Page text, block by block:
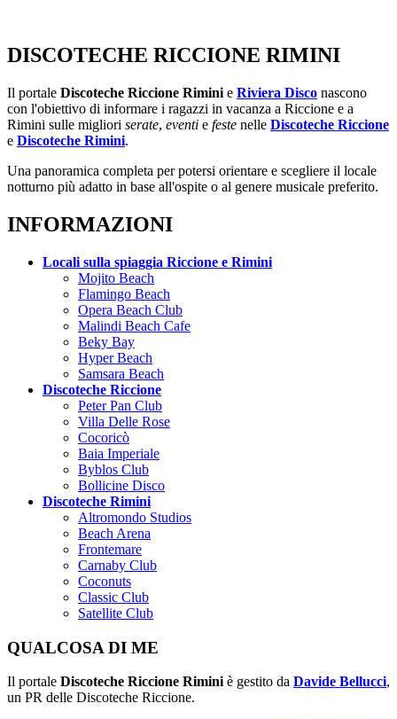
DISCOTECHE RICCIONE RIMINI
Il portale Discoteche Riccione Rimini e Riviera Disco nascono
con l'obiettivo di informare i ragazzi in vacanza a Riccione e a
Rimini sulle migliori serate, eventi e feste nelle Discoteche Riccione
e Discoteche Rimini.
Una panoramica completa per potersi orientare e scegliere il locale
notturno più adatto in base all'ospite o al genere musicale preferito.
INFORMAZIONI
Locali sulla spiaggia Riccione e Rimini
Mojito Beach
Flamingo Beach
Opera Beach Club
Malindi Beach Cafe
Beky Bay
Hyper Beach
Samsara Beach
Discoteche Riccione
Peter Pan Club
Villa Delle Rose
Cocoricò
Baia Imperiale
Byblos Club
Bollicine Disco
Discoteche Rimini
Altromondo Studios
Beach Arena
Frontemare
Carnaby Club
Coconuts
Classic Club
Satellite Club
QUALCOSA DI ME
Il portale Discoteche Riccione Rimini è gestito da Davide Bellucci,
un PR delle Discoteche Riccione.